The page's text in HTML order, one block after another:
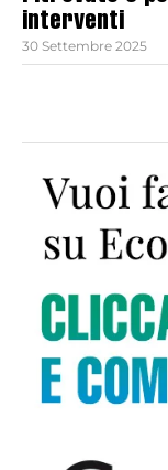
interventi
30 Settembre 2025